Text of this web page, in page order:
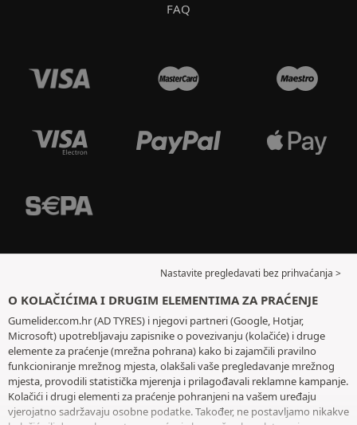
FAQ
Nastavite pregledavati bez prihvaćanja >
O KOLAČIĆIMA I DRUGIM ELEMENTIMA ZA PRAĆENJE
Gumelider.com.hr (AD TYRES) i njegovi partneri (Google, Hotjar,
Microsoft) upotrebljavaju zapisnike o povezivanju (kolačiće) i druge
elemente za praćenje (mrežna pohrana) kako bi zajamčili pravilno
funkcioniranje mrežnog mjesta, olakšali vaše pregledavanje mrežnog
mjesta, provodili statistička mjerenja i prilagođavali reklamne kampanje.
Kolačići i drugi elementi za praćenje pohranjeni na vašem uređaju
vjerojatno sadržavaju osobne podatke. Također, ne postavljamo nikakve